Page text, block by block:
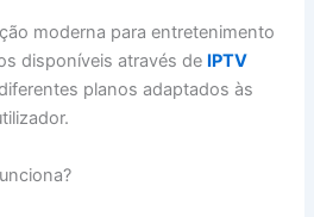
moderna para entretenimento
disponíveis através de IPTV
planos adaptados às